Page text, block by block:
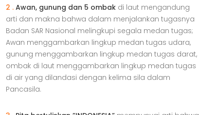
2 . Awan, gunung dan 5 ombak di laut mengandung
arti dan makna bahwa dalam menjalankan tugasnya
Badan SAR Nasional melingkupi segala medan tugas;
Awan menggambarkan lingkup medan tugas udara,
gunung menggambarkan lingkup medan tugas darat,
ombak di laut menggambarkan lingkup medan tugas
di air yang dilandasi dengan kelima sila dalam
Pancasila.